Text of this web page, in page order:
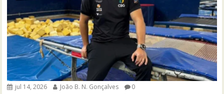
jul 14, 2026 João B. N. Gonçalves 0